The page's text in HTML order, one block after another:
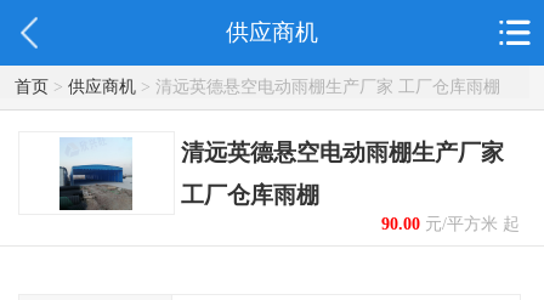
供应商机
首页> 供应商机> 清远英德悬空电动雨棚生产厂家 工厂仓库雨棚
清远英德悬空电动雨棚生产厂家
工厂仓库雨棚
90.00元/平方米 起